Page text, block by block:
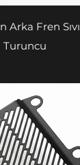
Arka Fren Sıvı
Turuncu